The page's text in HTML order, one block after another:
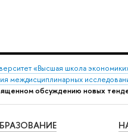
«Высшая школа
междисциплинарных
обсуждению новых